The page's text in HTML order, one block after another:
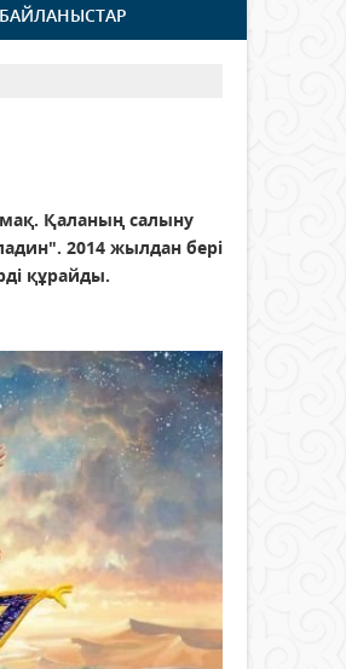
БАЙЛАНЫСТАР
Қаланың салыну
2014 жылдан бері
құрайды.